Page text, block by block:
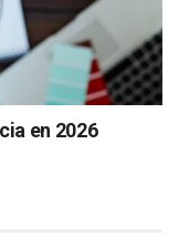
en 2026